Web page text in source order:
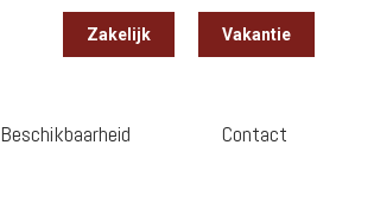
Zakelijk Vakantie
Beschikbaarheid Contact